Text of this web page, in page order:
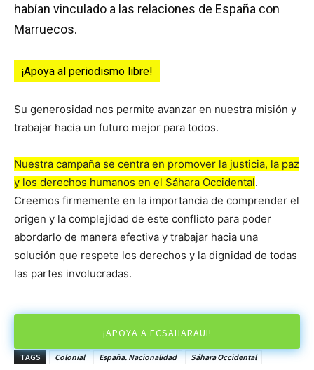
habían vinculado a las relaciones de España con
Marruecos.
¡Apoya al periodismo libre!
Su generosidad nos permite avanzar en nuestra misión y
trabajar hacia un futuro mejor para todos.
Nuestra campaña se centra en promover la justicia, la paz
y los derechos humanos en el Sáhara Occidental.
Creemos firmemente en la importancia de comprender el
origen y la complejidad de este conflicto para poder
abordarlo de manera efectiva y trabajar hacia una
solución que respete los derechos y la dignidad de todas
las partes involucradas.
¡APOYA A ECSAHARAUI!
TAGS Colonial España. Nacionalidad
Sáhara Occidental